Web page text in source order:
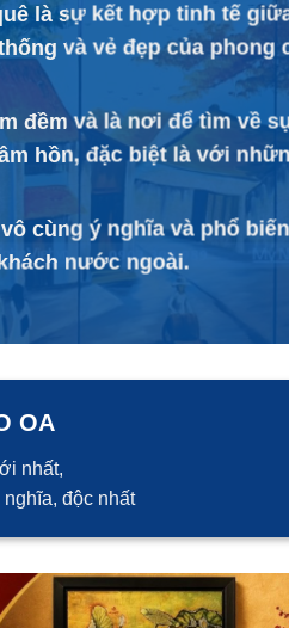
là sự kết hợp tinh tế
và vẻ đẹp của phong
đềm và là nơi để tìm về
hồn, đặc biệt là với
cùng ý nghĩa và phổ
nước ngoài.
OA
nhất,
độc nhất